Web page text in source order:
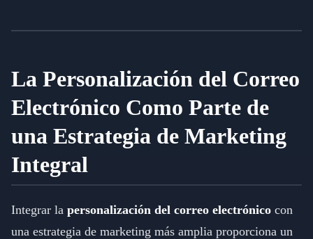
La Personalización del Correo
Electrónico Como Parte de
una Estrategia de Marketing
Integral
Integrar la personalización del correo electrónico con
una estrategia de marketing más amplia proporciona un